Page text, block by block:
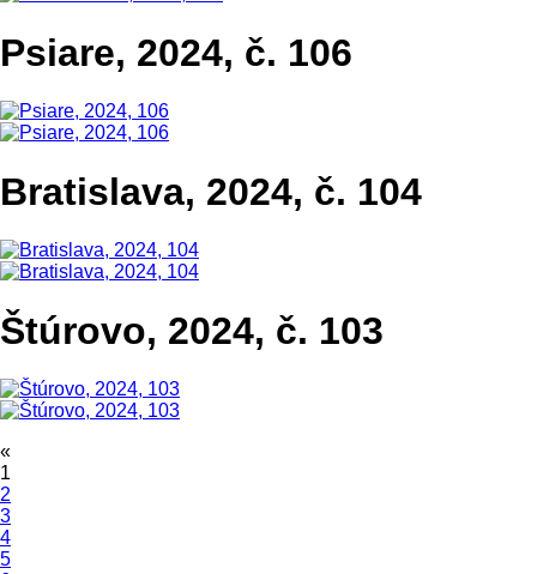
Psiare, 2024, č. 106
Bratislava, 2024, č. 104
Štúrovo, 2024, č. 103
«
1
2
3
4
5